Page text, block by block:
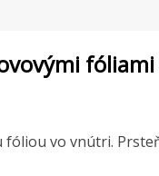
fóliami
vo vnútri.